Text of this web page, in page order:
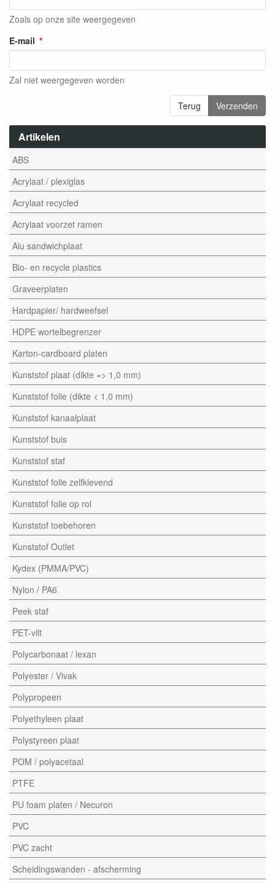
Artikelen
ABS
Acrylaat / plexiglas
Acrylaat recycled
Acrylaat voorzet ramen
Alu sandwichplaat
Bio- en recycle plastics
Graveerplaten
Hardpapier/ hardweefsel
HDPE wortelbegrenzer
Karton-cardboard platen
Kunststof plaat (dikte => 1,0 mm)
Kunststof folie (dikte < 1,0 mm)
Kunststof kanaalplaat
Kunststof buis
Kunststof staf
Kunststof folie zelfklevend
Kunststof folie op rol
Kunststof toebehoren
Kunststof Outlet
Kydex (PMMA/PVC)
Nylon / PA6
Peek staf
PET-vilt
Polycarbonaat / lexan
Polyester / Vivak
Polypropeen
Polyethyleen plaat
Polystyreen plaat
POM / polyacetaal
PTFE
PU foam platen / Necuron
PVC
PVC zacht
Scheidingswanden - afscherming
Zoals op onze site weergegeven
E-mail
Zal niet weergegeven worden
Terug Verzenden